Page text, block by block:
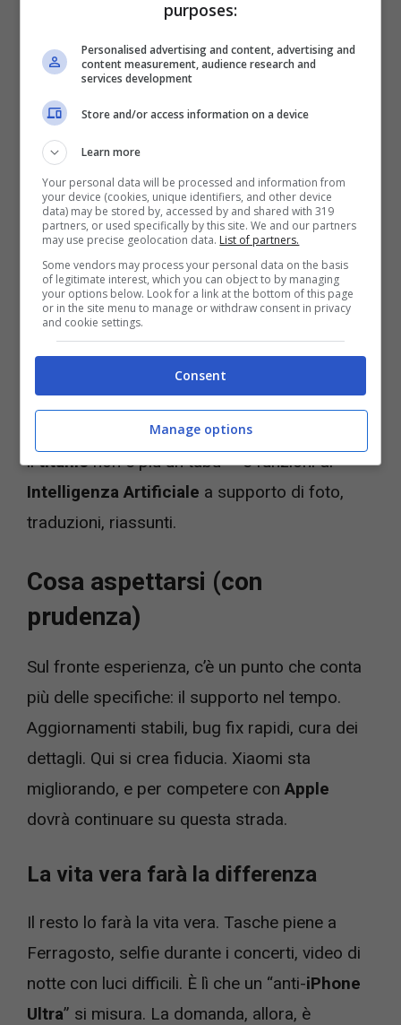
cambiare telefono dopo aver provato due
scatti al tramonto: niente schede tecniche,
solo emozione davanti allo schermo.
Le caratteristiche dell’anti-iPhone
Se l’“anti-iPhone” arriverà a agosto, punterà
forte su tre leve. Unafotocameracon zoom
serio e colori credibili. Una batteria che regge
la giornata senza ansia e unaricarica rapida
che salva le mattine storte. Undisplay
luminoso, leggibile sotto il sole, con tocchi
fluidi. Dettagli? Per ora restano ipotesi.
Xiaomi, negli ultimi top, ha lavorato con vetri
più resistenti, scocche in materiali premium —
iltitanionon è più un tabù — e funzioni di
Intelligenza Artificiale a supporto di foto,
traduzioni, riassunti.
Cosa aspettarsi (con
prudenza)
Sul fronte esperienza, c’è un punto che conta
più delle specifiche: il supporto nel tempo.
Aggiornamenti stabili, bug fix rapidi, cura dei
dettagli. Qui si crea fiducia. Xiaomi sta
migliorando, e per competere con Apple
dovrà continuare su questa strada.
La vita vera farà la differenza
Il resto lo farà la vita vera. Tasche piene a
Ferragosto, selfie durante i concerti, video di
notte con luci difficili. È lì che un “anti-iPhone
Ultra” si misura. La domanda, allora, è
purposes:
Personalised advertising and content, advertising and
content measurement, audience research and
services development
Store and/or access information on a device
Learn more
Your personal data will be processed and information from
your device (cookies, unique identifiers, and other device
data) may be stored by, accessed by and shared with 319
partners, or used specifically by this site. We and our partners
may use precise geolocation data. List of partners.
Some vendors may process your personal data on the basis
of legitimate interest, which you can object to by managing
your options below. Look for a link at the bottom of this page
or in the site menu to manage or withdraw consent in privacy
and cookie settings.
Consent
Manage options